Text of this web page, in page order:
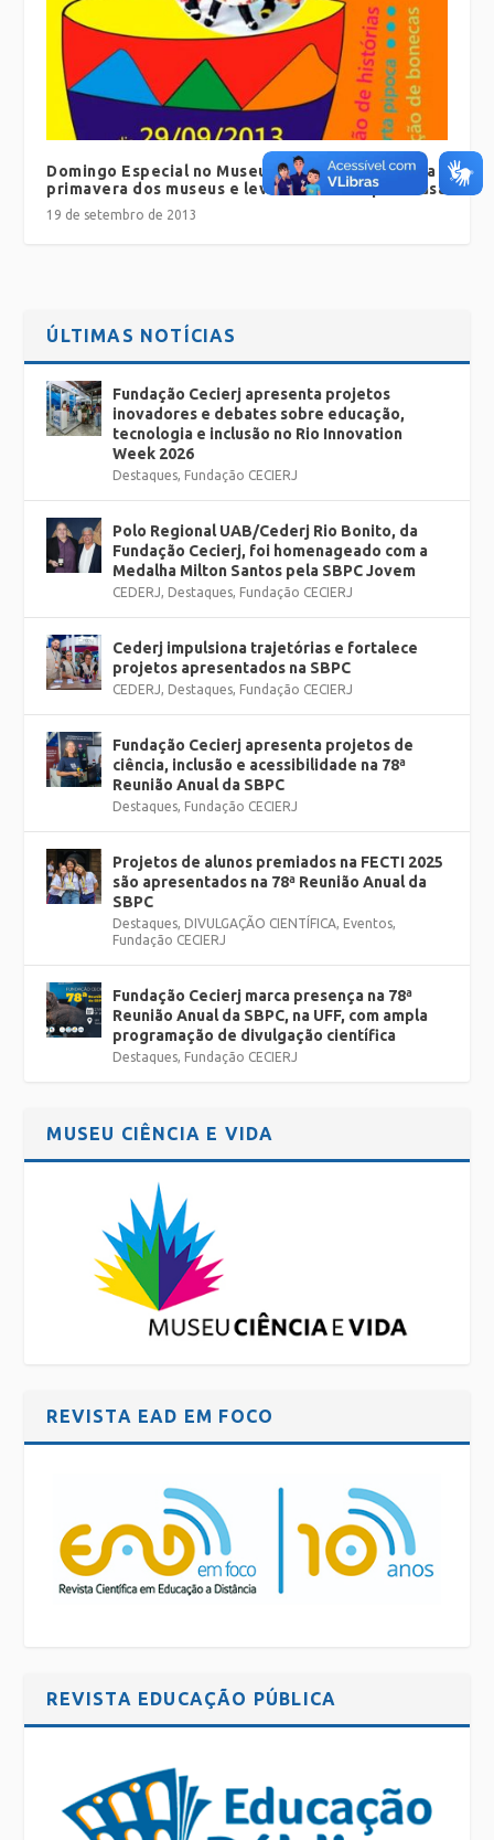
Domingo Especial no Museu! Venha se divertir na
primavera dos museus e leve seu brinde para casa
19 de setembro de 2013
ÚLTIMAS NOTÍCIAS
Fundação Cecierj apresenta projetos
inovadores e debates sobre educação,
tecnologia e inclusão no Rio Innovation
Week 2026
Destaques, Fundação CECIERJ
Polo Regional UAB/Cederj Rio Bonito, da
Fundação Cecierj, foi homenageado com a
Medalha Milton Santos pela SBPC Jovem
CEDERJ, Destaques, Fundação CECIERJ
Cederj impulsiona trajetórias e fortalece
projetos apresentados na SBPC
CEDERJ, Destaques, Fundação CECIERJ
Fundação Cecierj apresenta projetos de
ciência, inclusão e acessibilidade na 78ª
Reunião Anual da SBPC
Destaques, Fundação CECIERJ
Projetos de alunos premiados na FECTI 2025
são apresentados na 78ª Reunião Anual da
SBPC
Destaques, DIVULGAÇÃO CIENTÍFICA, Eventos,
Fundação CECIERJ
Fundação Cecierj marca presença na 78ª
Reunião Anual da SBPC, na UFF, com ampla
programação de divulgação científica
Destaques, Fundação CECIERJ
MUSEU CIÊNCIA E VIDA
REVISTA EAD EM FOCO
REVISTA EDUCAÇÃO PÚBLICA